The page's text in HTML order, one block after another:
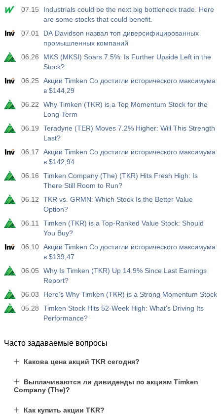
07.15
Industrials could be the next big bottleneck trade. Here
are some stocks that could benefit.
07.01
DA Davidson назвал топ диверсифицированных
промышленных компаний
06.26
MKS (MKSI) Soars 7.5%: Is Further Upside Left in the
Stock?
06.25
Акции Timken Co достигли исторического максимума
в $144,29
06.22
Why Timken (TKR) is a Top Momentum Stock for the
Long-Term
06.19
Teradyne (TER) Moves 7.2% Higher: Will This Strength
Last?
06.17
Акции Timken Co достигли исторического максимума
в $142,94
06.16
Timken Company (The) (TKR) Hits Fresh High: Is
There Still Room to Run?
06.12
TKR vs. GRMN: Which Stock Is the Better Value
Option?
06.11
Timken (TKR) is a Top-Ranked Value Stock: Should
You Buy?
06.10 Акции Timken Co достигли исторического максимума
в $139,47
06.05
Why Is Timken (TKR) Up 14.9% Since Last Earnings
Report?
06.03
Here's Why Timken (TKR) is a Strong Momentum Stock
05.28
Timken Stock Hits 52-Week High: What's Driving Its
Performance?
Часто задаваемые вопросы
Какова цена акций TKR сегодня?
Выплачиваются ли дивиденды по акциям Timken
Company (The)?
Как купить акции TKR?